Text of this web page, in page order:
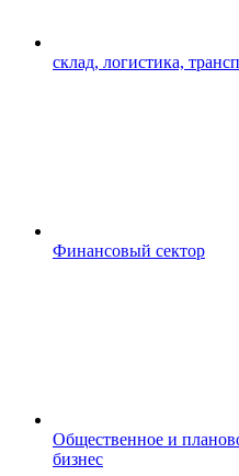
склад, логистика,
Финансовый сектор
Общественное и
бизнес